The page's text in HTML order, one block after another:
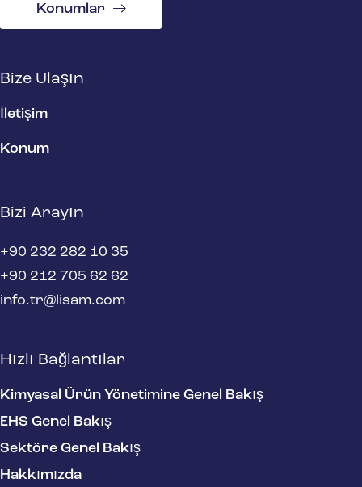
Konumlar
Bize Ulaşın
İletişim
Konum
Bizi Arayın
+90 232 282 10 35
+90 212 705 62 62
info.tr@lisam.com
Hızlı Bağlantılar
Kimyasal Ürün Yönetimine Genel Bakış
EHS Genel Bakış
Sektöre Genel Bakış
Hakkımızda